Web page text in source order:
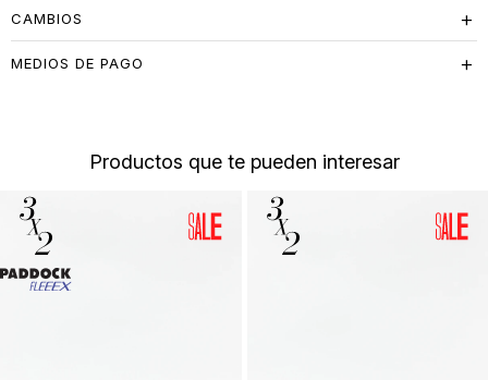
CAMBIOS
MEDIOS DE PAGO
Productos que te pueden interesar